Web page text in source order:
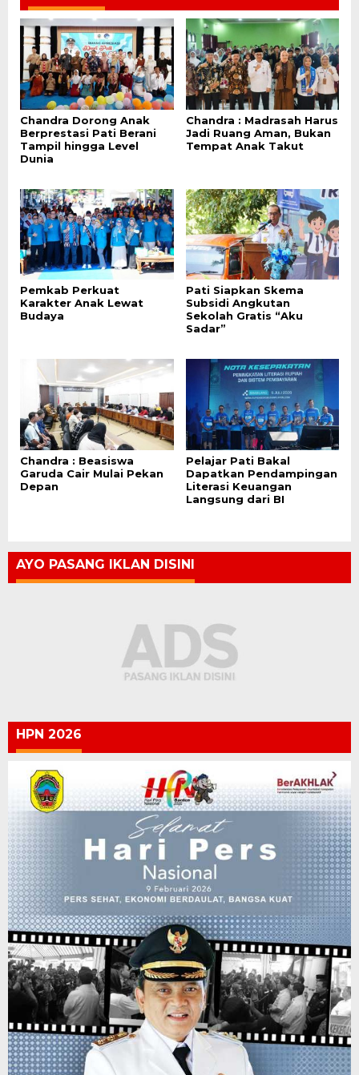
Chandra Dorong Anak
Berprestasi Pati Berani
Tampil hingga Level
Dunia
Chandra : Madrasah Harus
Jadi Ruang Aman, Bukan
Tempat Anak Takut
Pemkab Perkuat
Karakter Anak Lewat
Budaya
Pati Siapkan Skema
Subsidi Angkutan
Sekolah Gratis “Aku
Sadar”
Chandra : Beasiswa
Garuda Cair Mulai Pekan
Depan
Pelajar Pati Bakal
Dapatkan Pendampingan
Literasi Keuangan
Langsung dari BI
AYO PASANG IKLAN DISINI
HPN 2026